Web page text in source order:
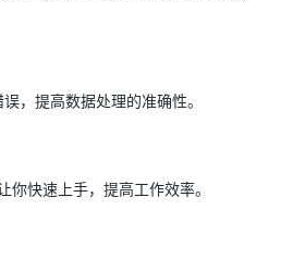
，提高数据处理的准确性。
快速上手，提高工作效率。